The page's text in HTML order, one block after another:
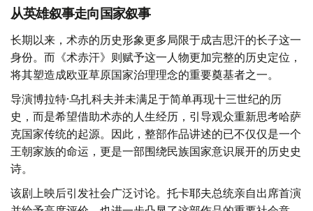
从英雄叙事走向国家叙事
长期以来，术赤的历史形象更多局限于成吉思汗的长子这一
身份。而《术赤汗》则赋予这一人物更加完整的历史定位，
将其塑造成欧亚草原国家治理理念的重要奠基者之一。
导演博拉特·乌扎科夫并未满足于简单再现十三世纪的历
史，而是希望借助术赤的人生经历，引导观众重新思考哈萨
克国家传统的起源。因此，整部作品讲述的已不仅仅是一个
王朝家族的命运，更是一部围绕民族国家意识展开的历史史
诗。
该剧上映后引发社会广泛讨论。托卡耶夫总统亲自出席首演